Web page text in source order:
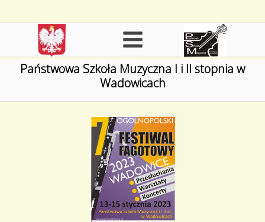
Państwowa Szkoła Muzyczna I i II stopnia w
Wadowicach